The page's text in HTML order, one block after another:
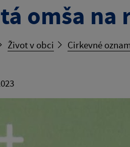
omša
Život v obci Cirkevné